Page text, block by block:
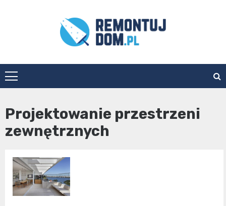
Remontuj
Dom
Projektowanie przestrzeni
zewnętrznych